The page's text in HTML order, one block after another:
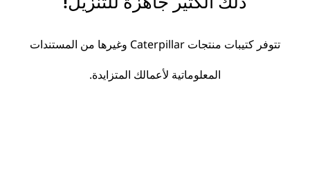
تتوفر كتيبات منتجات Caterpillar وغيرها من المستندات
المعلوماتية لأعمالك المتزايدة.